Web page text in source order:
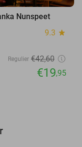
Nunspeet
9.3 star
Regulier €42,60
€19,95